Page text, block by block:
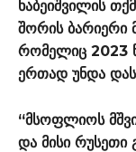
ხაბეიშვილის
შორის ბარიერი
რომელიც 2023
ერთად უნდა
“მსოფლიოს
და მისი